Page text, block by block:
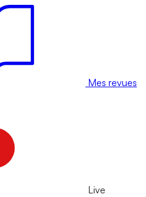
Mes revues
Live